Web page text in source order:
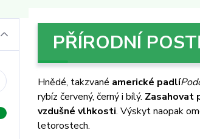
PŘÍRODNÍ
Hnědé, takzvané americké padlí
rybíz červený, černý i bílý. Zasahovat
vzdušné vlhkosti. Výskyt naopak
letorostech.